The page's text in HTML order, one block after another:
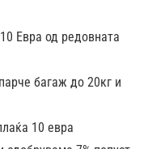
259 279
Евра од редовната
багаж до 20кг и
10 евра